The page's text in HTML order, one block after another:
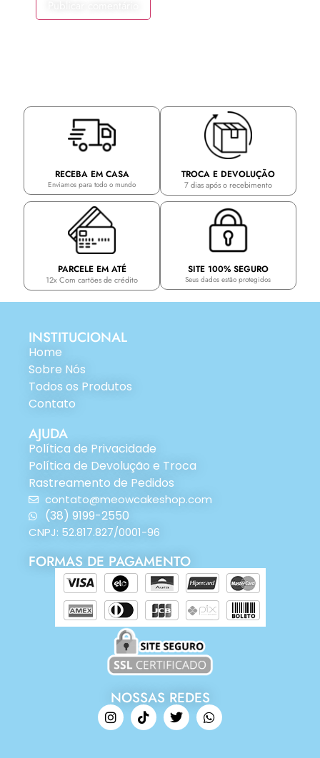
RECEBA EM CASA
Enviamos para todo o mundo
TROCA E DEVOLUÇÃO
7 dias após o recebimento
PARCELE EM ATÉ
12x Com cartões de crédito
SITE 100% SEGURO
Seus dados estão protegidos
INSTITUCIONAL
Home
Sobre Nós
Todos os Produtos
Contato
AJUDA
Política de Privacidade
Política de Devolução e Troca
Rastreamento de Pedidos
contato@meowcakeshop.com
(38) 9199-2550
CNPJ: 52.817.827/0001-96
FORMAS DE PAGAMENTO
NOSSAS REDES